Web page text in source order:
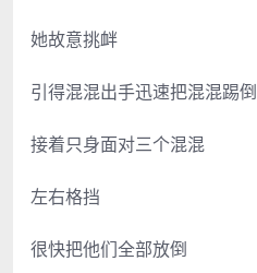
她故意挑衅
引得混混出手迅速把混混踢倒
接着只身面对三个混混
左右格挡
很快把他们全部放倒